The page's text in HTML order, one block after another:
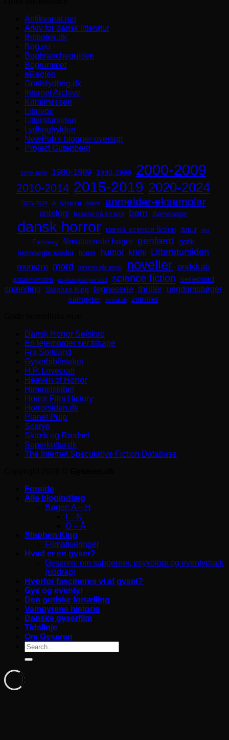
Antikvariat.net
Arkiv for dansk litteratur
Bibliotek.dk
Bog.nu
Bogbrancheguiden
Bogrummet
eReolen
Gratislydbog.dk
Internet Archive
Krimimessen
Librivox
Litteratursiden
Lydboghylden
NewPub's blogger-oversigt
Project Gutenberg
1970-1979 1980-1989 1990-1999 2000-2009
2010-2014 2015-2019 2020-2024
2025-2029 A. Silvestri Aliens anmelder-eksemplar
antologi baseret på en bog børn Børnebøger
dansk horror dansk science fiction debut dyr
Fantasy filmatiserede bøger genfærd
gotik
hjemsøgte steder
horror humor krimi Litteratursiden
monstre mord naturen går amok noveller ondskab
parallelverden psykologisk portræt science fiction seriemord
spænding Stephen King tegneserie thriller ungdomsbøger
vampyrer venskab
zombier
Dansk Horror Selskab
En lejemorder ser tilbage
Fra Sortsand
Gyserbiblioteket
H.P. Lovecraft
Heaven of Horror
Himmelskibet
Horror Film History
Horrorsiden.dk
Planet Pulp
Scaryo
Skræk og Rædsel
Superkultur.dk
The Internet Speculative Fiction Database
Forside
Alle blogindlæg
Bøger: A – H
I – N
O – Å
Stephen King
Filmatiseringer
Hvad er en gyser?
Gyseren: om subgenrer, psykologi og eventyrtræk
(uddrag)
Hvorfor fascineres vi af gyset?
Gys og eventyr
Den gotiske fortælling
Vampyrens historie
Danske gyserfilm
Tidslinje
Om Gyseren